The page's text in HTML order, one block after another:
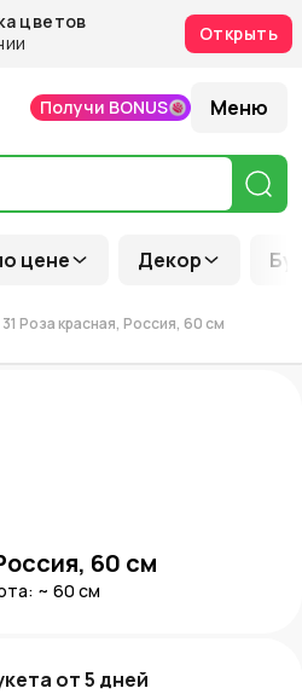
цветов
Открыть
цене Декор
Получи BONUS Меню
31 Роза красная, Россия, 60 см
60 см
~ 60 см
от5 дней